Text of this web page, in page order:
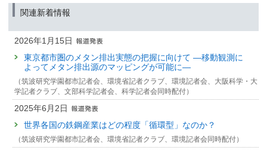
関連新着情報
2026年1月15日
東京都市圏のメタン排出実態の把握に向けて —移動観測に
よってメタン排出源のマッピングが可能に—
（筑波研究学園都市記者会、環境省記者クラブ、環境記者会、大阪科学・大
学記者クラブ、文部科学記者会、科学記者会同時配付）
2025年6月2日
世界各国の鉄鋼産業はどの程度「循環型」なのか？
（筑波研究学園都市記者会、環境省記者クラブ、環境記者会同時配付）